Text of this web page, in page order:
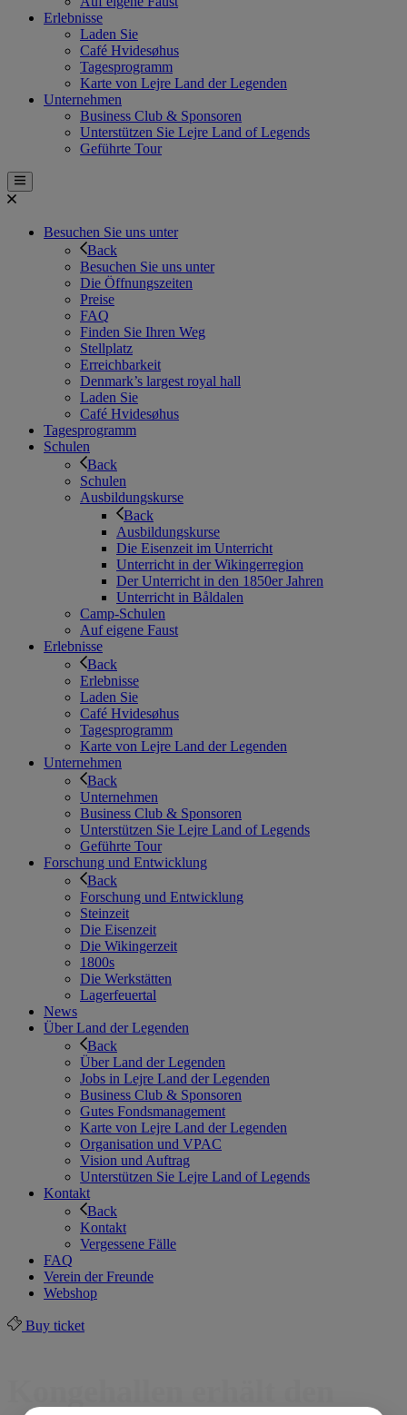
Erlebnisse
Laden Sie
Café Hvidesøhus
Tagesprogramm
Karte von Lejre Land der Legenden
Unternehmen
Business Club & Sponsoren
Unterstützen Sie Lejre Land of Legends
Geführte Tour
Besuchen Sie uns unter
Back
Besuchen Sie uns unter
Die Öffnungszeiten
Preise
FAQ
Finden Sie Ihren Weg
Stellplatz
Erreichbarkeit
Denmark’s largest royal hall
Laden Sie
Café Hvidesøhus
Tagesprogramm
Schulen
Back
Schulen
Ausbildungskurse
Back
Ausbildungskurse
Die Eisenzeit im Unterricht
Unterricht in der Wikingerregion
Der Unterricht in den 1850er Jahren
Unterricht in Båldalen
Camp-Schulen
Auf eigene Faust
Erlebnisse
Back
Erlebnisse
Laden Sie
Café Hvidesøhus
Tagesprogramm
Karte von Lejre Land der Legenden
Unternehmen
Back
Unternehmen
Business Club & Sponsoren
Unterstützen Sie Lejre Land of Legends
Geführte Tour
Forschung und Entwicklung
Back
Forschung und Entwicklung
Steinzeit
Die Eisenzeit
Die Wikingerzeit
1800s
Die Werkstätten
Lagerfeuertal
News
Über Land der Legenden
Back
Über Land der Legenden
Jobs in Lejre Land der Legenden
Business Club & Sponsoren
Gutes Fondsmanagement
Karte von Lejre Land der Legenden
Organisation und VPAC
Vision und Auftrag
Unterstützen Sie Lejre Land of Legends
Kontakt
Back
Kontakt
Vergessene Fälle
FAQ
Verein der Freunde
Webshop
Buy ticket